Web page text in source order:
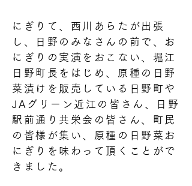
にぎりて、西川あらたが出張
し、日野のみなさんの前で、お
にぎりの実演をおこない、堀江
日野町長をはじめ、原種の日野
菜漬けを販売している日野町や
JAグリーン近江の皆さん、日野
駅前通り共栄会の皆さん、町民
の皆様が集い、原種の日野菜お
にぎりを味わって頂くことがで
きました。